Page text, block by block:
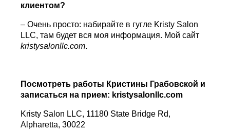
клиентом?
– Очень просто: набирайте в гугле Kristy Salon
LLC, там будет вся моя информация. Мой сайт
kristysalonllc.com.
Посмотреть работы Кристины Грабовской и
записаться на прием: kristysalonllc.com
Kristy Salon LLC, 11180 State Bridge Rd,
Alpharetta, 30022